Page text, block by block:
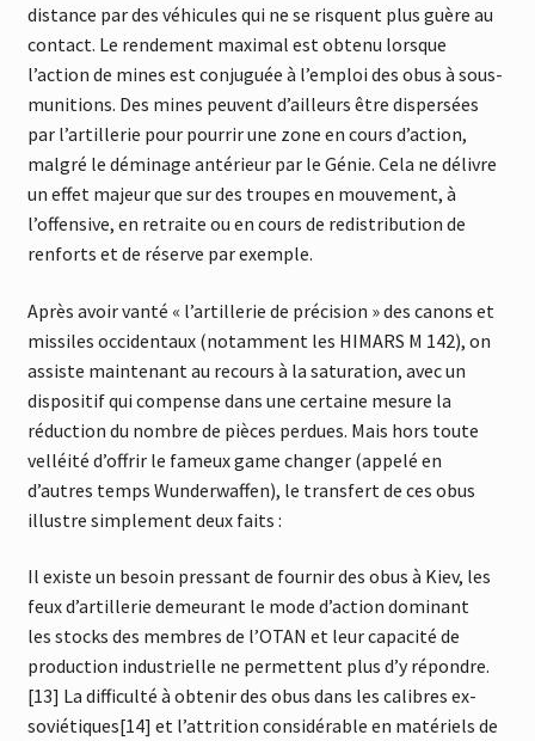
distance par des véhicules qui ne se risquent plus guère au
contact. Le rendement maximal est obtenu lorsque
l’action de mines est conjuguée à l’emploi des obus à sous-
munitions. Des mines peuvent d’ailleurs être dispersées
par l’artillerie pour pourrir une zone en cours d’action,
malgré le déminage antérieur par le Génie. Cela ne délivre
un effet majeur que sur des troupes en mouvement, à
l’offensive, en retraite ou en cours de redistribution de
renforts et de réserve par exemple.
Après avoir vanté « l’artillerie de précision » des canons et
missiles occidentaux (notamment les HIMARS M 142), on
assiste maintenant au recours à la saturation, avec un
dispositif qui compense dans une certaine mesure la
réduction du nombre de pièces perdues. Mais hors toute
velléité d’offrir le fameux game changer (appelé en
d’autres temps Wunderwaffen), le transfert de ces obus
illustre simplement deux faits :
Il existe un besoin pressant de fournir des obus à Kiev, les
feux d’artillerie demeurant le mode d’action dominant
les stocks des membres de l’OTAN et leur capacité de
production industrielle ne permettent plus d’y répondre.
[13] La difficulté à obtenir des obus dans les calibres ex-
soviétiques[14] et l’attrition considérable en matériels de